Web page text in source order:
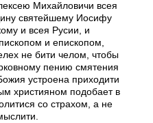
Михайловичи всея
святейшему Иосифу
и всея Русии, и
и епископом,
не бити челом, чтобы
пению смятения
устроена приходити
християном подобает в
со страхом, а не